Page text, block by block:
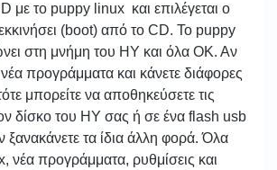
με το puppy linux και επιλέγεται ο
(boot) από το CD. To puppy
στη μνήμη του ΗΥ και όλα ΟΚ. Αν
προγράμματα και κάνετε διάφορες
μπορείτε να αποθηκεύσετε τις
δίσκο του ΗΥ σας ή σε ένα flash usb
ξανακάνετε τα ίδια άλλη φορά. Όλα
νέα προγράμματα, ρυθμίσεις και